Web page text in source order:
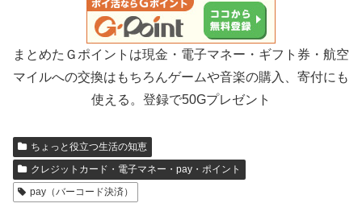
まとめたＧポイントは現金・電子マネー・ギフト券・航空
マイルへの交換はもちろんゲームや音楽の購入、寄付にも
使える。登録で50Gプレゼント
ちょっと役立つ生活の知恵
クレジットカード・電子マネー・pay・ポイント
pay（バーコード決済）